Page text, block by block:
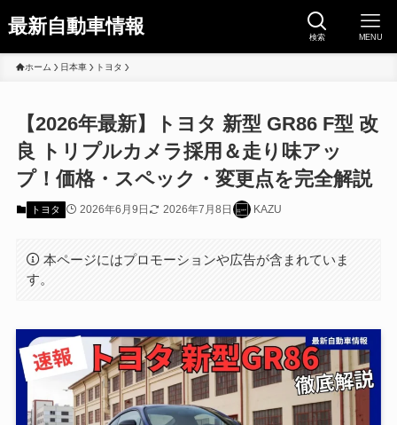
最新自動車情報 検索 MENU
ホーム 日本車 トヨタ
【2026年最新】トヨタ 新型 GR86 F型 改
良 トリプルカメラ採用＆走り味アッ
プ！価格・スペック・変更点を完全解説
トヨタ 2026年6月9日 2026年7月8日 KAZU
本ページにはプロモーションや広告が含まれていま
す。